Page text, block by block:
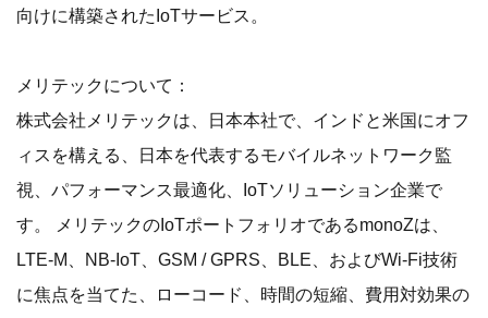
向けに構築されたIoTサービス。
メリテックについて：
株式会社メリテックは、日本本社で、インドと米国にオフ
ィスを構える、日本を代表するモバイルネットワーク監
視、パフォーマンス最適化、IoTソリューション企業で
す。 メリテックのIoTポートフォリオであるmonoZは、
LTE-M、NB-IoT、GSM / GPRS、BLE、およびWi-Fi技術
に焦点を当てた、ローコード、時間の短縮、費用対効果の